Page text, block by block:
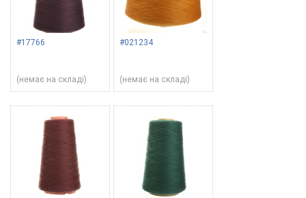
#17766
(немає на складі)
#021234
(немає на складі)